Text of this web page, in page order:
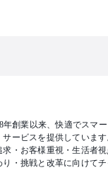
年創業以来、快適でスマ
ービスを提供していま
・お客様重視・生活者
り・挑戦と改革に向けてチ